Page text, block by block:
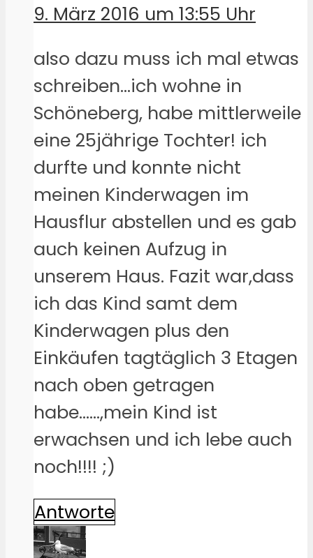
9. März 2016 um 13:55 Uhr
also dazu muss ich mal etwas
schreiben…ich wohne in
Schöneberg, habe mittlerweile
eine 25jährige Tochter! ich
durfte und konnte nicht
meinen Kinderwagen im
Hausflur abstellen und es gab
auch keinen Aufzug in
unserem Haus. Fazit war,dass
ich das Kind samt dem
Kinderwagen plus den
Einkäufen tagtäglich 3 Etagen
nach oben getragen
habe……,mein Kind ist
erwachsen und ich lebe auch
noch!!!! ;)
Antworte